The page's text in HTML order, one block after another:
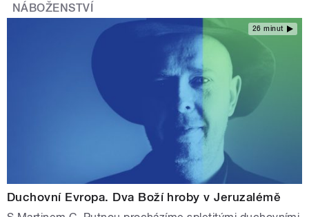
NÁBOŽENSTVÍ
26 minut
Duchovní Evropa. Dva Boží hroby v Jeruzalémě